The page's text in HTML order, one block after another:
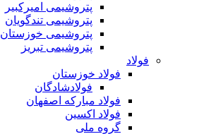
پتروشیمی امیرکبیر
پتروشیمی تندگویان
پتروشیمی خوزستان
پتروشیمی تبریز
فولاد
فولاد خوزستان
فولادشادگان
فولاد مبارکه اصفهان
فولاد اکسین
گروه ملی